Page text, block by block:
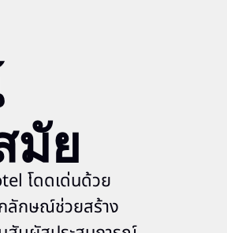
มัย
โดดเด่นด้วย
ลักษณ์ช่วยสร้าง